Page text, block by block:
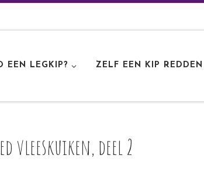
EEN LEGKIP? ZELF EEN KIP REDDEN
vleeskuiken, deel 2